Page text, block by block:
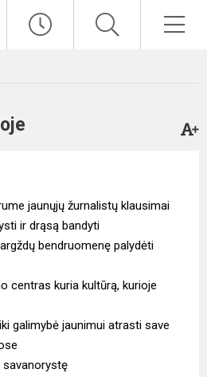
jaunųjų žurnalistų klausimai
ir drąsą bandyti
bendruomenę palydėti
centras kuria kultūrą, kurioje
galimybė jaunimui atrasti save
savanorystę